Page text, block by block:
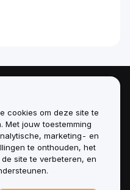
cookies om deze site te
Met jouw toestemming
marketing- en
te onthouden, het
site te verbeteren, en